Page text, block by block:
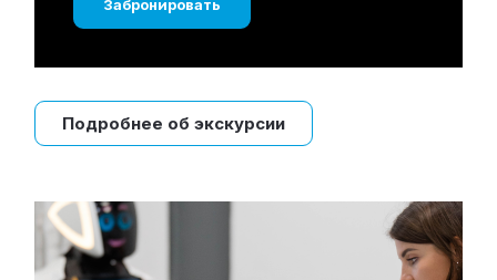
Забронировать
Подробнее об экскурсии